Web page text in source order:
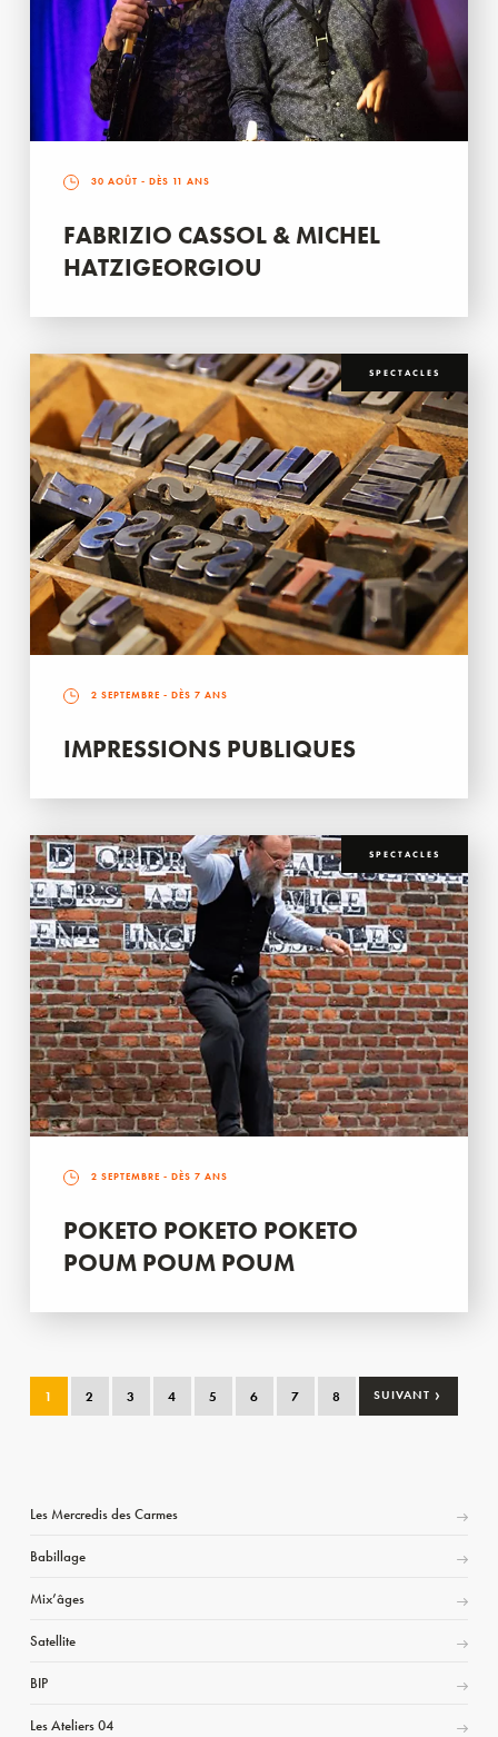
30 AOÛT - DÈS 11 ANS
FABRIZIO CASSOL & MICHEL
HATZIGEORGIOU
SPECTACLES
2 SEPTEMBRE - DÈS 7 ANS
IMPRESSIONS PUBLIQUES
SPECTACLES
2 SEPTEMBRE - DÈS 7 ANS
POKETO POKETO POKETO
POUM POUM POUM
1 2 3 4 5 6 7 8 SUIVANT ›
Les Mercredis des Carmes
Babillage
Mix’âges
Satellite
BIP
Les Ateliers 04